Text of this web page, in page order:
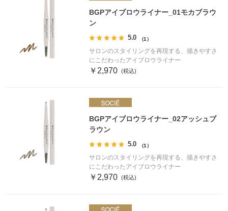
BGPアイブロウライナー_01モカブラウ
ン
5.0 （1）
サロンのスタイリングを再現する、描きやすさ
にこだわったアイブロウライナー
￥2,970
BGPアイブロウライナー_02アッシュブ
ラウン
5.0 （1）
サロンのスタイリングを再現する、描きやすさ
にこだわったアイブロウライナー
￥2,970